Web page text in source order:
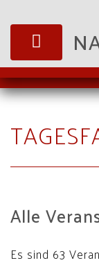
Alle
Es sind 63